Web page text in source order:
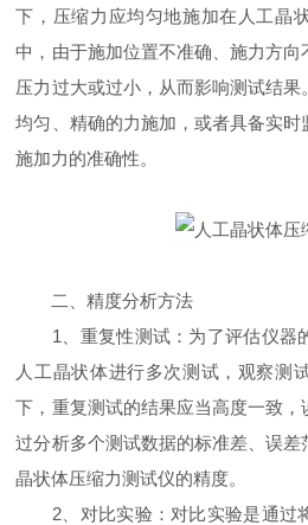
下，压缩力应均匀地施加在人工晶
中，由于施加位置不准确、施力方
压力过大或过小，从而影响测试结
均匀、精确的力施加，或者具备实
施加力的准确性。
二、精度分析方法
1、重复性测试：为了评估仪器
人工晶状体进行多次测试，观察测
下，重复测试的结果应当高度一致
过分析多个测试数据的标准差、误
晶状体压缩力测试仪的精度。
2、对比实验：对比实验是通过